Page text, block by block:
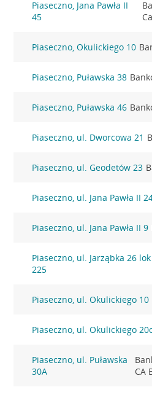
Piaseczno, Jana Pawła II
45
Piaseczno, Okulickiego 10
Piaseczno, Puławska 38
Piaseczno, Puławska 46
Piaseczno, ul. Dworcowa 21
Piaseczno, ul. Geodetów 23
Piaseczno, ul. Jana Pawła II
Piaseczno, ul. Jana Pawła II 9
Piaseczno, ul. Jarząbka 26 lok
225
Piaseczno, ul. Okulickiego 10
Piaseczno, ul. Okulickiego 20c
Piaseczno, ul. Puławska
30A
CA